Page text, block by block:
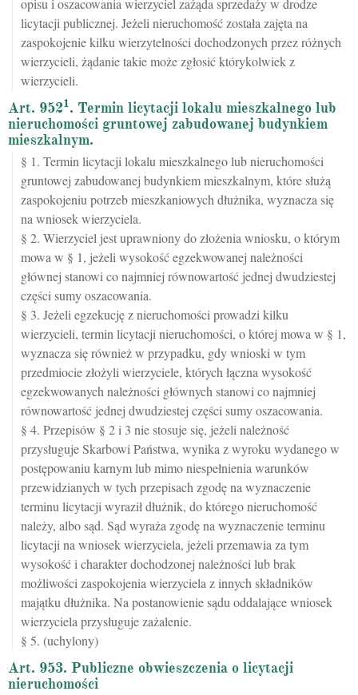
opisu i oszacowania wierzyciel zażąda sprzedaży w drodze
licytacji publicznej. Jeżeli nieruchomość została zajęta na
zaspokojenie kilku wierzytelności dochodzonych przez różnych
wierzycieli, żądanie takie może zgłosić którykolwiek z
wierzycieli.
Art. 9521. Termin licytacji lokalu mieszkalnego lub
nieruchomości gruntowej zabudowanej budynkiem
mieszkalnym.
§ 1. Termin licytacji lokalu mieszkalnego lub nieruchomości
gruntowej zabudowanej budynkiem mieszkalnym, które służą
zaspokojeniu potrzeb mieszkaniowych dłużnika, wyznacza się
na wniosek wierzyciela.
§ 2. Wierzyciel jest uprawniony do złożenia wniosku, o którym
mowa w § 1, jeżeli wysokość egzekwowanej należności
głównej stanowi co najmniej równowartość jednej dwudziestej
części sumy oszacowania.
§ 3. Jeżeli egzekucję z nieruchomości prowadzi kilku
wierzycieli, termin licytacji nieruchomości, o której mowa w § 1,
wyznacza się również w przypadku, gdy wnioski w tym
przedmiocie złożyli wierzyciele, których łączna wysokość
egzekwowanych należności głównych stanowi co najmniej
równowartość jednej dwudziestej części sumy oszacowania.
§ 4. Przepisów § 2 i 3 nie stosuje się, jeżeli należność
przysługuje Skarbowi Państwa, wynika z wyroku wydanego w
postępowaniu karnym lub mimo niespełnienia warunków
przewidzianych w tych przepisach zgodę na wyznaczenie
terminu licytacji wyraził dłużnik, do którego nieruchomość
należy, albo sąd. Sąd wyraża zgodę na wyznaczenie terminu
licytacji na wniosek wierzyciela, jeżeli przemawia za tym
wysokość i charakter dochodzonej należności lub brak
możliwości zaspokojenia wierzyciela z innych składników
majątku dłużnika. Na postanowienie sądu oddalające wniosek
wierzyciela przysługuje zażalenie.
§ 5. (uchylony)
Art. 953. Publiczne obwieszczenia o licytacji
nieruchomości